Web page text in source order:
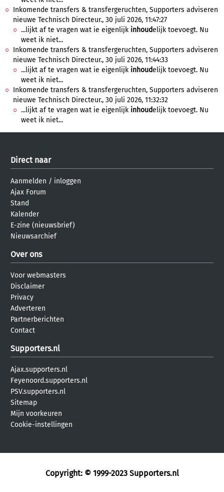
Inkomende transfers & transfergeruchten, Supporters adviseren
nieuwe Technisch Directeur., 30 juli 2026, 11:47:27
...lijkt af te vragen wat ie eigenlijk inhoudelijk toevoegt. Nu
weet ik niet...
Inkomende transfers & transfergeruchten, Supporters adviseren
nieuwe Technisch Directeur., 30 juli 2026, 11:44:33
...lijkt af te vragen wat ie eigenlijk inhoudelijk toevoegt. Nu
weet ik niet...
Inkomende transfers & transfergeruchten, Supporters adviseren
nieuwe Technisch Directeur., 30 juli 2026, 11:32:32
...lijkt af te vragen wat ie eigenlijk inhoudelijk toevoegt. Nu
weet ik niet...
Direct naar
Aanmelden / inloggen
Ajax Forum
Stand
Kalender
E-zine (nieuwsbrief)
Nieuwsarchief
Over ons
Voor webmasters
Disclaimer
Privacy
Adverteren
Partnerberichten
Contact
Supporters.nl
Ajax.supporters.nl
Feyenoord.supporters.nl
PSV.supporters.nl
Sitemap
Mijn voorkeuren
Cookie-instellingen
Copyright: © 1999-2023 Supporters.nl